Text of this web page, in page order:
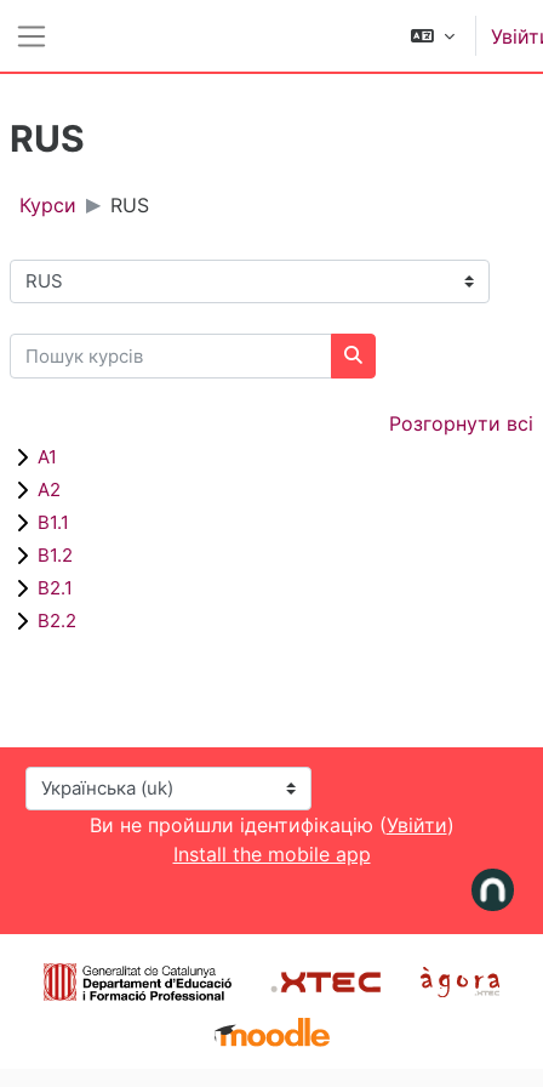
RUS
Курси RUS
Категорії курсів
Пошук курсів
Пошук курсів
Розгорнути всі
A1
A2
B1.1
B1.2
B2.1
B2.2
Мова інтерфейсу
Ви не пройшли ідентифікацію (Увійти)
Install the mobile app